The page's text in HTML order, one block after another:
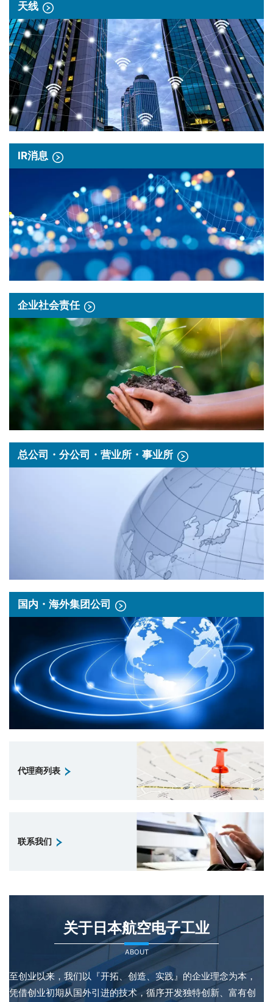
天线
IR消息
企业社会责任
总公司・分公司・营业所・事业所
国内・海外集团公司
代理商列表
联系我们
关于日本航空电子工业
ABOUT
至创业以来，我们以『开拓、创造、实践』的企业理念为本，
凭借创业初期从国外引进的技术，循序开发独特创新、富有创